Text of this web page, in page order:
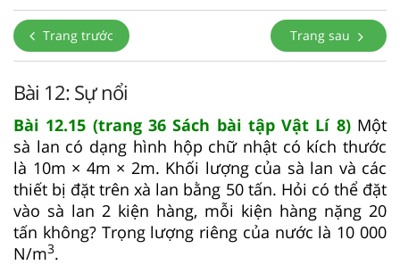
Trang trước Trang sau
Bài 12: Sự nổi
Bài 12.15 (trang 36 Sách bài tập Vật Lí 8)Một
sà lan có dạng hình hộp chữ nhật có kích thước
là 10m × 4m × 2m. Khối lượng của sà lan và các
thiết bị đặt trên xà lan bằng 50 tấn. Hỏi có thể đặt
vào sà lan 2 kiện hàng, mỗi kiện hàng nặng 20
tấn không? Trọng lượng riêng của nước là 10 000
N/m3.